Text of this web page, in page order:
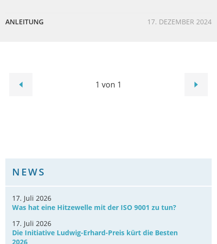
ANLEITUNG 17. DEZEMBER 2024
1 von 1
NEWS
17. Juli 2026
Was hat eine Hitzewelle mit der ISO 9001 zu tun?
17. Juli 2026
Die Initiative Ludwig-Erhard-Preis kürt die Besten
2026